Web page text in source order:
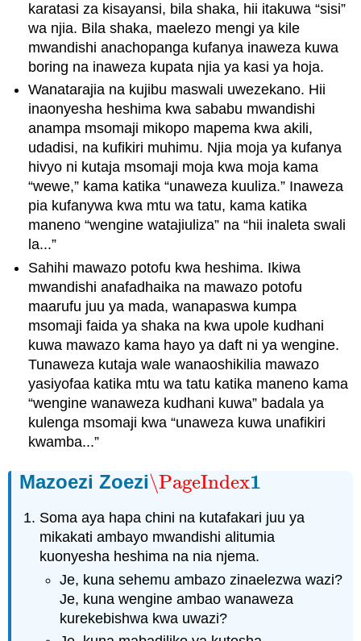
karatasi za kisayansi, bila shaka, hii itakuwa “sisi”
wa njia. Bila shaka, maelezo mengi ya kile
mwandishi anachopanga kufanya inaweza kuwa
boring na inaweza kupata njia ya kasi ya hoja.
Wanatarajia na kujibu maswali uwezekano. Hii
inaonyesha heshima kwa sababu mwandishi
anampa msomaji mikopo mapema kwa akili,
udadisi, na kufikiri muhimu. Njia moja ya kufanya
hivyo ni kutaja msomaji moja kwa moja kama
“wewe,” kama katika “unaweza kuuliza.” Inaweza
pia kufanywa kwa mtu wa tatu, kama katika
maneno “wengine watajiuliza” na “hii inaleta swali
la...”
Sahihi mawazo potofu kwa heshima. Ikiwa
mwandishi anafadhaika na mawazo potofu
maarufu juu ya mada, wanapaswa kumpa
msomaji faida ya shaka na kwa upole kudhani
kuwa mawazo kama hayo ya daft ni ya wengine.
Tunaweza kutaja wale wanaoshikilia mawazo
yasiyofaa katika mtu wa tatu katika maneno kama
“wengine wanaweza kudhani kuwa” badala ya
kulenga msomaji kwa “unaweza kuwa unafikiri
kwamba...”
Mazoezi Zoezi\PageIndex1
\PageIndex1
Soma aya hapa chini na kutafakari juu ya
mikakati ambayo mwandishi alitumia
kuonyesha heshima na nia njema.
Je, kuna sehemu ambazo zinaelezwa wazi?
Je, kuna wengine ambao wanaweza
kurekebishwa kwa uwazi?